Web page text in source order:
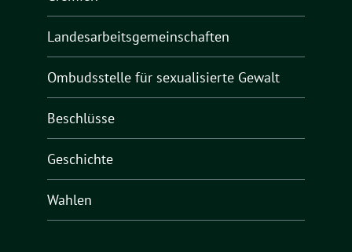
Landesarbeitsgemeinschaften
Ombudsstelle für sexualisierte Gewalt
Beschlüsse
Geschichte
Wahlen